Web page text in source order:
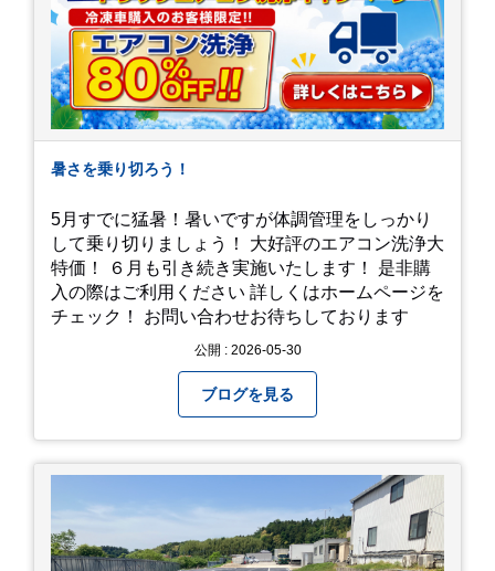
暑さを乗り切ろう！
5月すでに猛暑！暑いですが体調管理をしっかり
して乗り切りましょう！ 大好評のエアコン洗浄大
特価！ ６月も引き続き実施いたします！ 是非購
入の際はご利用ください 詳しくはホームページを
チェック！ お問い合わせお待ちしております
公開 : 2026-05-30
ブログを見る